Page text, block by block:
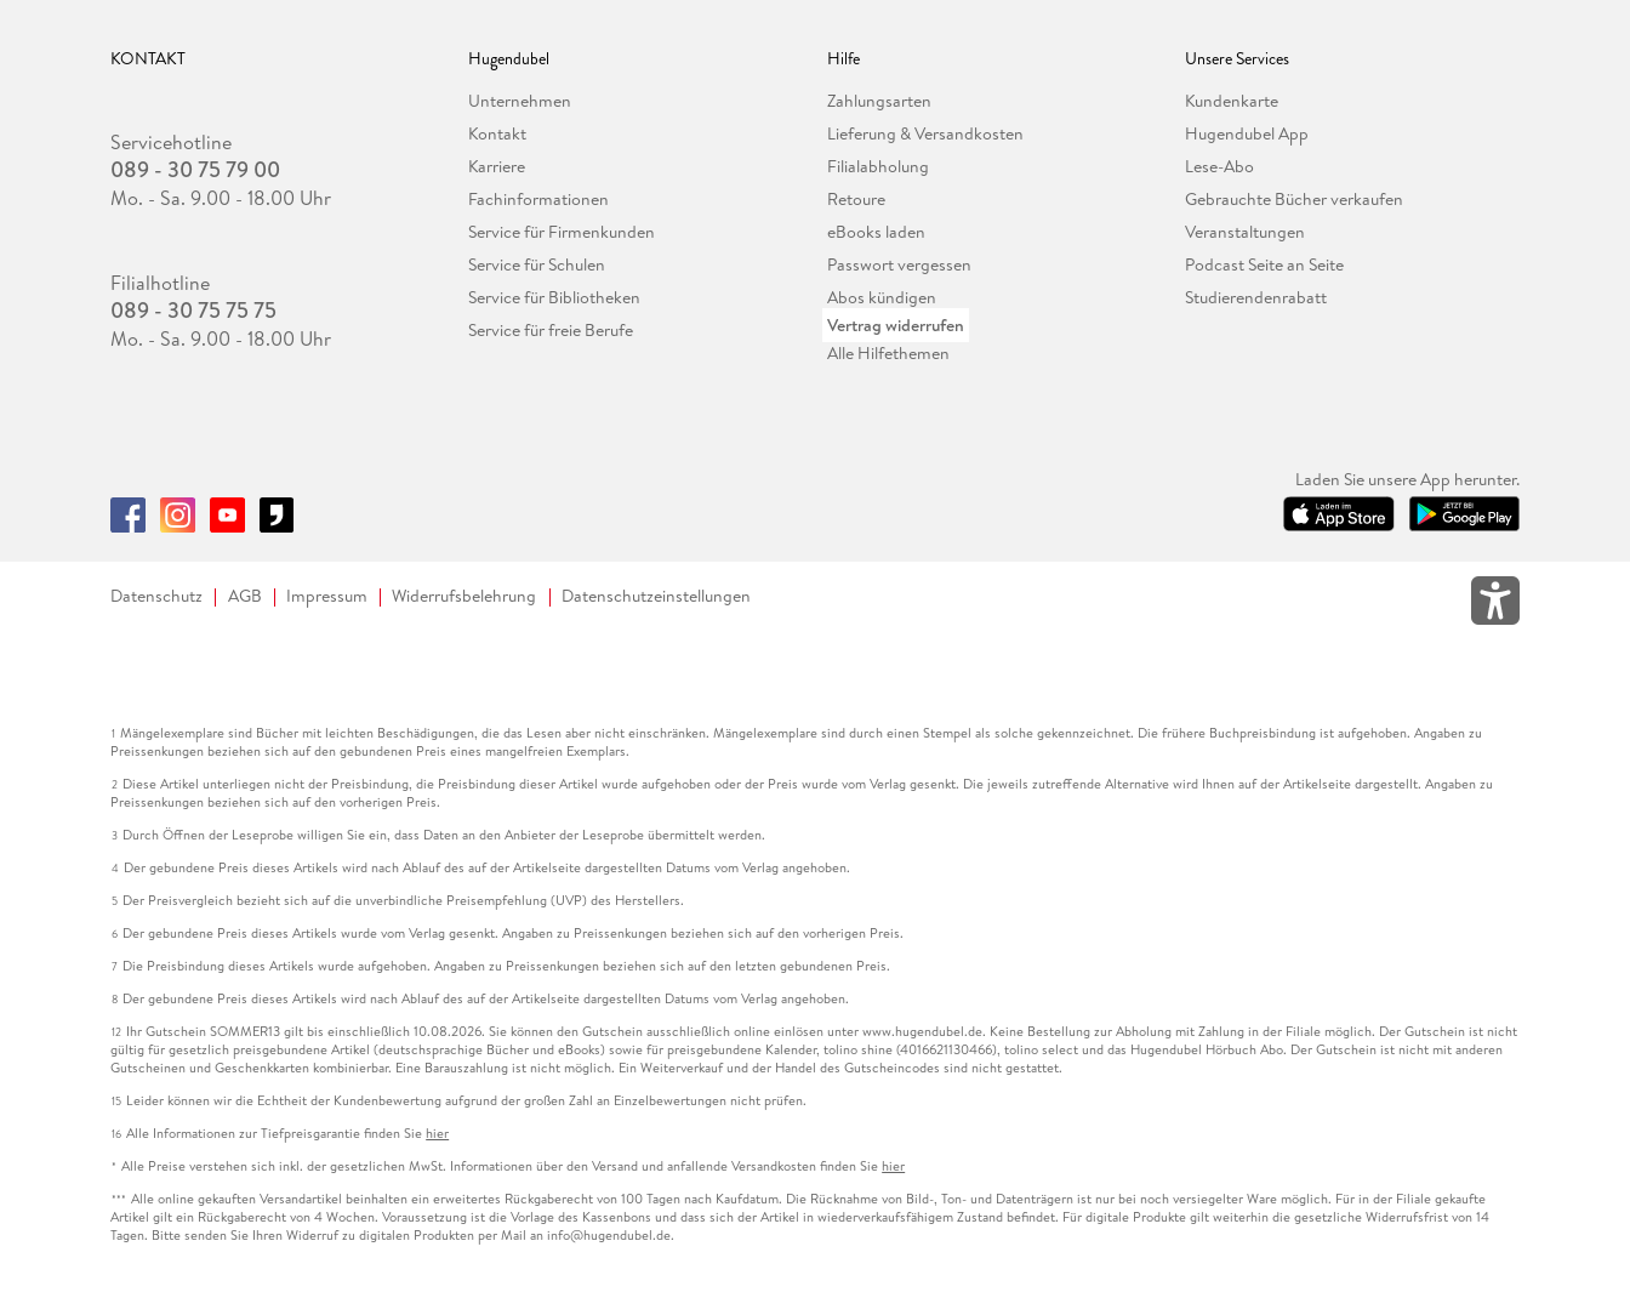
KONTAKT
Servicehotline
089 - 30 75 79 00
Mo. - Sa. 9.00 - 18.00 Uhr
Filialhotline
089 - 30 75 75 75
Mo. - Sa. 9.00 - 18.00 Uhr
Hugendubel
Unternehmen
Kontakt
Karriere
Fachinformationen
Service für Firmenkunden
Service für Schulen
Service für Bibliotheken
Service für freie Berufe
Hilfe
Zahlungsarten
Lieferung & Versandkosten
Filialabholung
Retoure
eBooks laden
Passwort vergessen
Abos kündigen
Vertrag widerrufen
Alle Hilfethemen
Unsere Services
Kundenkarte
Hugendubel App
Lese-Abo
Gebrauchte Bücher verkaufen
Veranstaltungen
Podcast Seite an Seite
Studierendenrabatt
Laden Sie unsere App herunter.
Datenschutz AGB Impressum Widerrufsbelehrung Datenschutzeinstellungen
1 Mängelexemplare sind Bücher mit leichten Beschädigungen, die das Lesen aber nicht einschränken. Mängelexemplare sind durch einen Stempel als solche gekennzeichnet. Die frühere Buchpreisbindung ist aufgehoben. Angaben zu
Preissenkungen beziehen sich auf den gebundenen Preis eines mangelfreien Exemplars.
2 Diese Artikel unterliegen nicht der Preisbindung, die Preisbindung dieser Artikel wurde aufgehoben oder der Preis wurde vom Verlag gesenkt. Die jeweils zutreffende Alternative wird Ihnen auf der Artikelseite dargestellt. Angaben zu
Preissenkungen beziehen sich auf den vorherigen Preis.
3 Durch Öffnen der Leseprobe willigen Sie ein, dass Daten an den Anbieter der Leseprobe übermittelt werden.
4 Der gebundene Preis dieses Artikels wird nach Ablauf des auf der Artikelseite dargestellten Datums vom Verlag angehoben.
5 Der Preisvergleich bezieht sich auf die unverbindliche Preisempfehlung (UVP) des Herstellers.
6 Der gebundene Preis dieses Artikels wurde vom Verlag gesenkt. Angaben zu Preissenkungen beziehen sich auf den vorherigen Preis.
7 Die Preisbindung dieses Artikels wurde aufgehoben. Angaben zu Preissenkungen beziehen sich auf den letzten gebundenen Preis.
8 Der gebundene Preis dieses Artikels wird nach Ablauf des auf der Artikelseite dargestellten Datums vom Verlag angehoben.
12 Ihr Gutschein SOMMER13 gilt bis einschließlich 10.08.2026. Sie können den Gutschein ausschließlich online einlösen unter www.hugendubel.de. Keine Bestellung zur Abholung mit Zahlung in der Filiale möglich. Der Gutschein ist nicht
gültig für gesetzlich preisgebundene Artikel (deutschsprachige Bücher und eBooks) sowie für preisgebundene Kalender, tolino shine (4016621130466), tolino select und das Hugendubel Hörbuch Abo. Der Gutschein ist nicht mit anderen
Gutscheinen und Geschenkkarten kombinierbar. Eine Barauszahlung ist nicht möglich. Ein Weiterverkauf und der Handel des Gutscheincodes sind nicht gestattet.
15 Leider können wir die Echtheit der Kundenbewertung aufgrund der großen Zahl an Einzelbewertungen nicht prüfen.
16 Alle Informationen zur Tiefpreisgarantie finden Sie hier
* Alle Preise verstehen sich inkl. der gesetzlichen MwSt. Informationen über den Versand und anfallende Versandkosten finden Sie hier
*** Alle online gekauften Versandartikel beinhalten ein erweitertes Rückgaberecht von 100 Tagen nach Kaufdatum. Die Rücknahme von Bild-, Ton- und Datenträgern ist nur bei noch versiegelter Ware möglich. Für in der Filiale gekaufte
Artikel gilt ein Rückgaberecht von 4 Wochen. Voraussetzung ist die Vorlage des Kassenbons und dass sich der Artikel in wiederverkaufsfähigem Zustand befindet. Für digitale Produkte gilt weiterhin die gesetzliche Widerrufsfrist von 14
Tagen. Bitte senden Sie Ihren Widerruf zu digitalen Produkten per Mail an info@hugendubel.de.